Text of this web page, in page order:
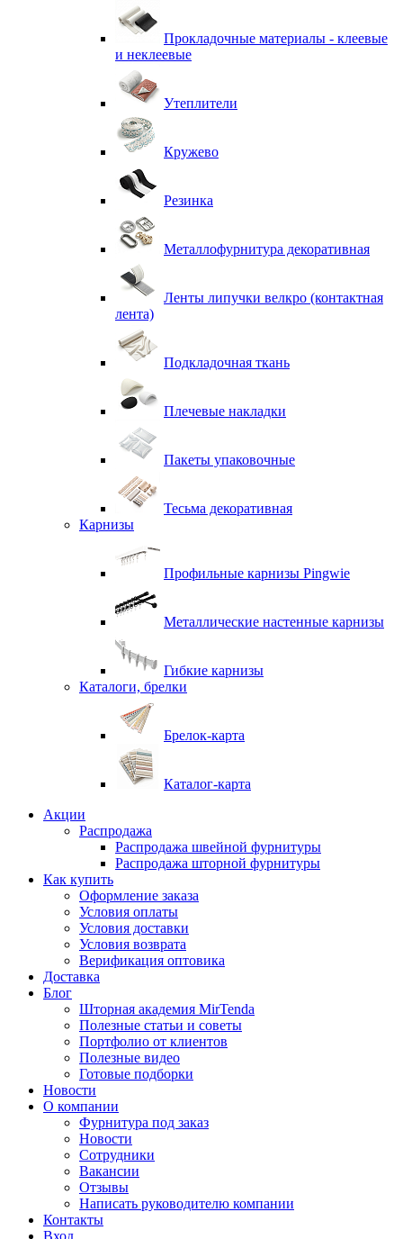
Прокладочные материалы - клеевые
и неклеевые
Утеплители
Кружево
Резинка
Металлофурнитура декоративная
Ленты липучки велкро (контактная
лента)
Подкладочная ткань
Плечевые накладки
Пакеты упаковочные
Тесьма декоративная
Карнизы
Профильные карнизы Pingwie
Металлические настенные карнизы
Гибкие карнизы
Каталоги, брелки
Брелок-карта
Каталог-карта
Акции
Распродажа
Распродажа швейной фурнитуры
Распродажа шторной фурнитуры
Как купить
Оформление заказа
Условия оплаты
Условия доставки
Условия возврата
Верификация оптовика
Доставка
Блог
Шторная академия MirTenda
Полезные статьи и советы
Портфолио от клиентов
Полезные видео
Готовые подборки
Новости
О компании
Фурнитура под заказ
Новости
Сотрудники
Вакансии
Отзывы
Написать руководителю компании
Контакты
Вход